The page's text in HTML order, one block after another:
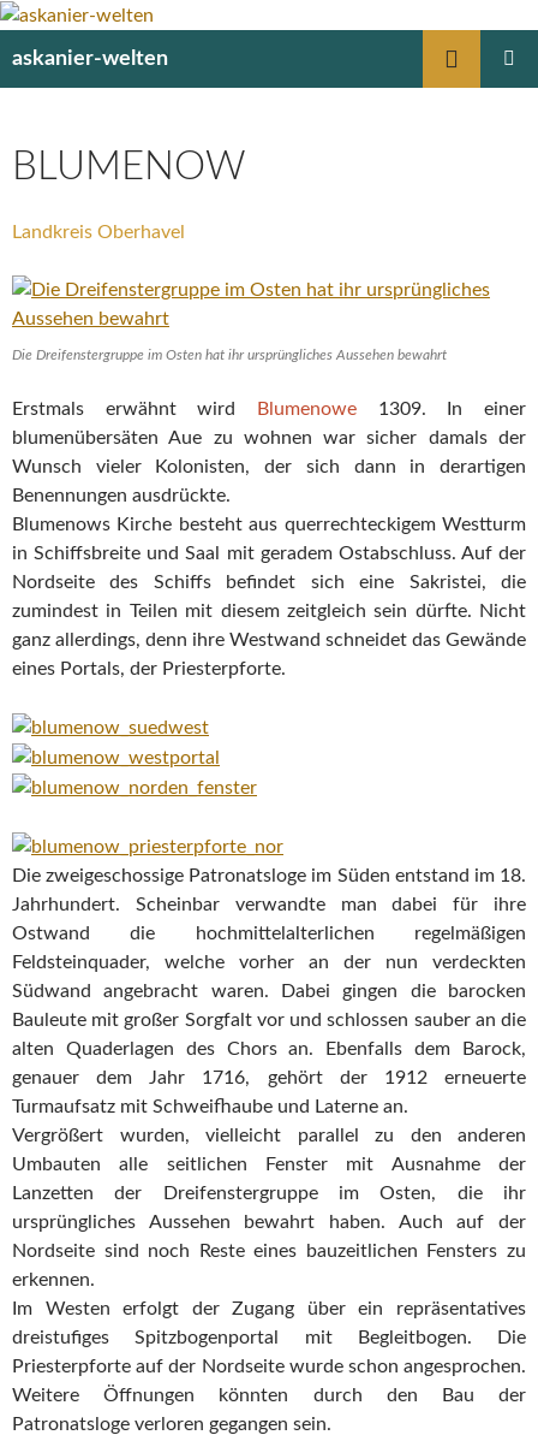
askanier-welten
BLUMENOW
Landkreis Oberhavel
Die Dreifenstergruppe im Osten hat ihr ursprüngliches Aussehen bewahrt
Erstmals erwähnt wird Blumenowe 1309. In einer
blumenübersäten Aue zu wohnen war sicher damals der
Wunsch vieler Kolonisten, der sich dann in derartigen
Benennungen ausdrückte.
Blumenows Kirche besteht aus querrechteckigem Westturm
in Schiffsbreite und Saal mit geradem Ostabschluss. Auf der
Nordseite des Schiffs befindet sich eine Sakristei, die
zumindest in Teilen mit diesem zeitgleich sein dürfte. Nicht
ganz allerdings, denn ihre Westwand schneidet das Gewände
eines Portals, der Priesterpforte.
Die zweigeschossige Patronatsloge im Süden entstand im 18.
Jahrhundert. Scheinbar verwandte man dabei für ihre
Ostwand die hochmittelalterlichen regelmäßigen
Feldsteinquader, welche vorher an der nun verdeckten
Südwand angebracht waren. Dabei gingen die barocken
Bauleute mit großer Sorgfalt vor und schlossen sauber an die
alten Quaderlagen des Chors an. Ebenfalls dem Barock,
genauer dem Jahr 1716, gehört der 1912 erneuerte
Turmaufsatz mit Schweifhaube und Laterne an.
Vergrößert wurden, vielleicht parallel zu den anderen
Umbauten alle seitlichen Fenster mit Ausnahme der
Lanzetten der Dreifenstergruppe im Osten, die ihr
ursprüngliches Aussehen bewahrt haben. Auch auf der
Nordseite sind noch Reste eines bauzeitlichen Fensters zu
erkennen.
Im Westen erfolgt der Zugang über ein repräsentatives
dreistufiges Spitzbogenportal mit Begleitbogen. Die
Priesterpforte auf der Nordseite wurde schon angesprochen.
Weitere Öffnungen könnten durch den Bau der
Patronatsloge verloren gegangen sein.